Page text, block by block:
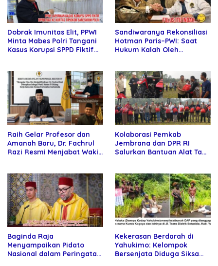
Dobrak Imunitas Elit, PPWI
Minta Mabes Polri Tangani
Kasus Korupsi SPPD Fiktif
Sandiwaranya Rekonsiliasi
Hotman Paris–PWI: Saat
Hukum Kalah Oleh
Raih Gelar Profesor dan
Amanah Baru, Dr. Fachrul
Razi Resmi Menjabat Wakil
Kolaborasi Pemkab
Jembrana dan DPR RI
Salurkan Bantuan Alat Tani
Baginda Raja
Menyampaikan Pidato
Nasional dalam Peringatan
Kekerasan Berdarah di
Yahukimo: Kelompok
Bersenjata Diduga Siksa